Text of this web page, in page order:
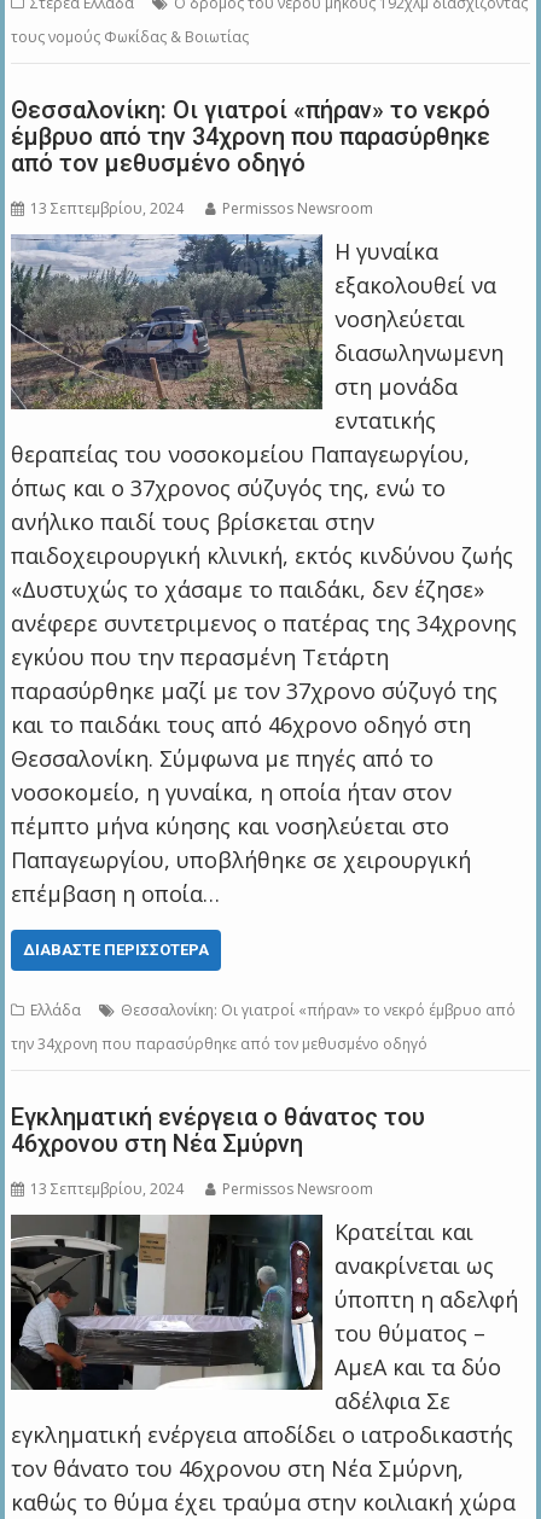
τους νομούς Φωκίδας & Βοιωτίας
Θεσσαλονίκη: Οι γιατροί «πήραν» το νεκρό
έμβρυο από την 34χρονη που παρασύρθηκε
από τον μεθυσμένο οδηγό
13 Σεπτεμβρίου, 2024 Permissos Newsroom
Η γυναίκα
εξακολουθεί να
νοσηλεύεται
διασωληνωμενη
στη μονάδα
εντατικής
θεραπείας του νοσοκομείου Παπαγεωργίου,
όπως και ο 37χρονος σύζυγός της, ενώ το
ανήλικο παιδί τους βρίσκεται στην
παιδοχειρουργική κλινική, εκτός κινδύνου ζωής
«Δυστυχώς το χάσαμε το παιδάκι, δεν έζησε»
ανέφερε συντετριμενος ο πατέρας της 34χρονης
εγκύου που την περασμένη Τετάρτη
παρασύρθηκε μαζί με τον 37χρονο σύζυγό της
και το παιδάκι τους από 46χρονο οδηγό στη
Θεσσαλονίκη. Σύμφωνα με πηγές από το
νοσοκομείο, η γυναίκα, η οποία ήταν στον
πέμπτο μήνα κύησης και νοσηλεύεται στο
Παπαγεωργίου, υποβλήθηκε σε χειρουργική
επέμβαση η οποία…
ΔΙΑΒΆΣΤΕ ΠΕΡΙΣΣΌΤΕΡΑ
Ελλάδα
Θεσσαλονίκη: Οι γιατροί «πήραν» το νεκρό έμβρυο από
την 34χρονη που παρασύρθηκε από τον μεθυσμένο οδηγό
Εγκληματική ενέργεια ο θάνατος του
46χρονου στη Νέα Σμύρνη
13 Σεπτεμβρίου, 2024 Permissos Newsroom
Κρατείται και
ανακρίνεται ως
ύποπτη η αδελφή
του θύματος –
ΑμεΑ και τα δύο
αδέλφια Σε
εγκληματική ενέργεια αποδίδει ο ιατροδικαστής
τον θάνατο του 46χρονου στη Νέα Σμύρνη,
καθώς το θύμα έχει τραύμα στην κοιλιακή χώρα